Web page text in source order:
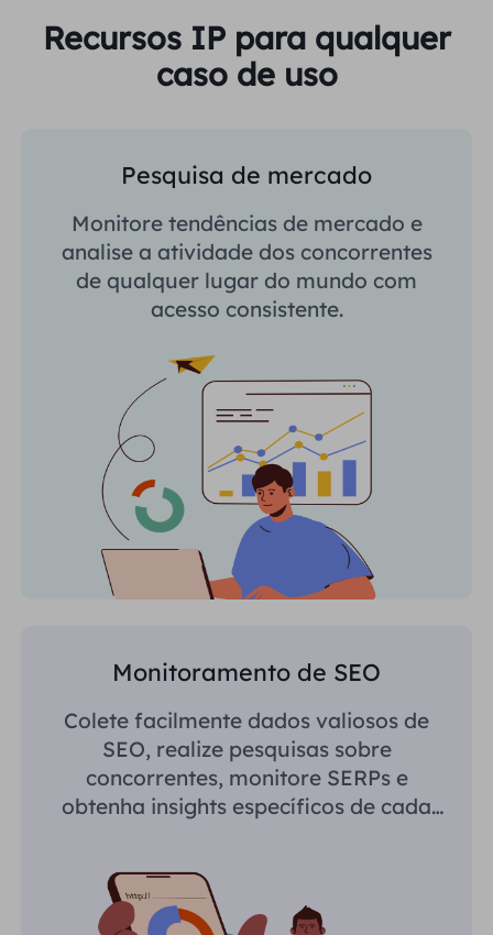
Recursos IP para qualquer
caso de uso
Pesquisa de mercado
Monitore tendências de mercado e
analise a atividade dos concorrentes
de qualquer lugar do mundo com
acesso consistente.
Monitoramento de SEO
Colete facilmente dados valiosos de
SEO, realize pesquisas sobre
concorrentes, monitore SERPs e
obtenha insights específicos de cada